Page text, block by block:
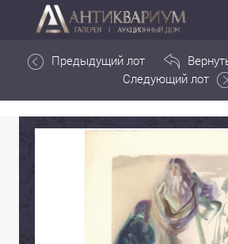
Предыдущий лот
Следующий лот